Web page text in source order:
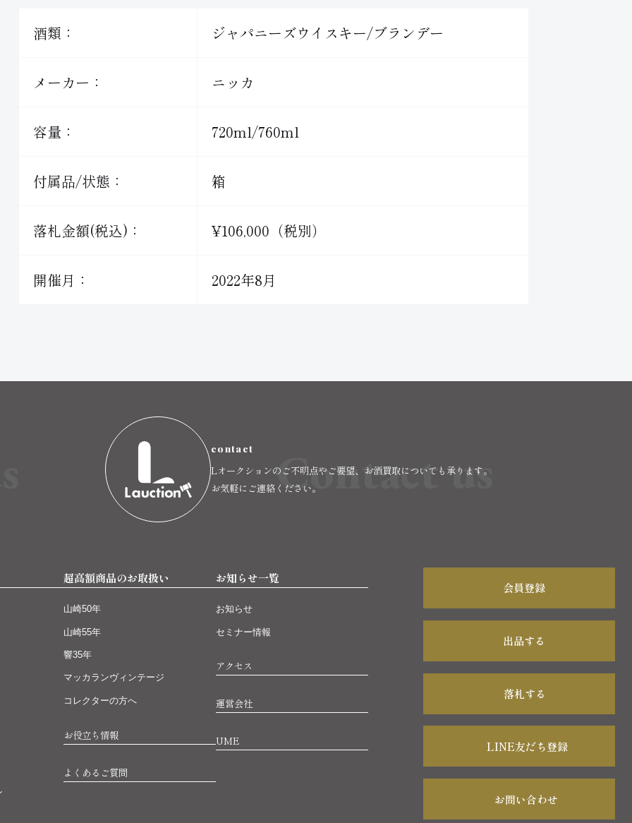
酒類： ジャパニーズウイスキー/ブランデー
メーカー： ニッカ
容量： 720ml/760ml
付属品/状態： 箱
落札金額(税込)： ¥106,000（税別）
開催月： 2022年8月
Contact us
contact
Lオークションのご不明点やご要望、お酒買取についても承ります。
お気軽にご連絡ください。
超高額商品のお取扱い
山崎50年
山崎55年
響35年
マッカランヴィンテージ
コレクターの方へ
お役立ち情報
よくあるご質問
お知らせ一覧
お知らせ
セミナー情報
アクセス
運営会社
UME
会員登録
出品する
落札する
LINE友だち登録
お問い合わせ